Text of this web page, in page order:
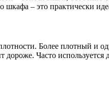
– это практически
Более плотный и
Часто используется